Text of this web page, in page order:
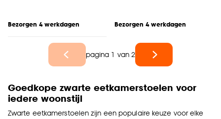
Bezorgen 4 werkdagen Bezorgen 4 werkdagen
pagina 1 van 2
Goedkope zwarte eetkamerstoelen voor
iedere woonstijl
Zwarte eetkamerstoelen zijn een populaire keuze voor elke